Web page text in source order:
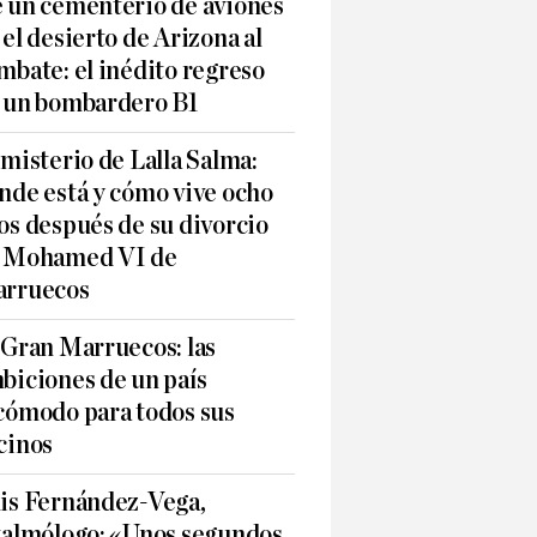
un cementerio de aviones
desierto de Arizona al
el inédito regreso
bombardero B1
de Lalla Salma:
está y cómo vive ocho
después de su divorcio
VI de
Marruecos: las
de un país
para todos sus
Fernández-Vega,